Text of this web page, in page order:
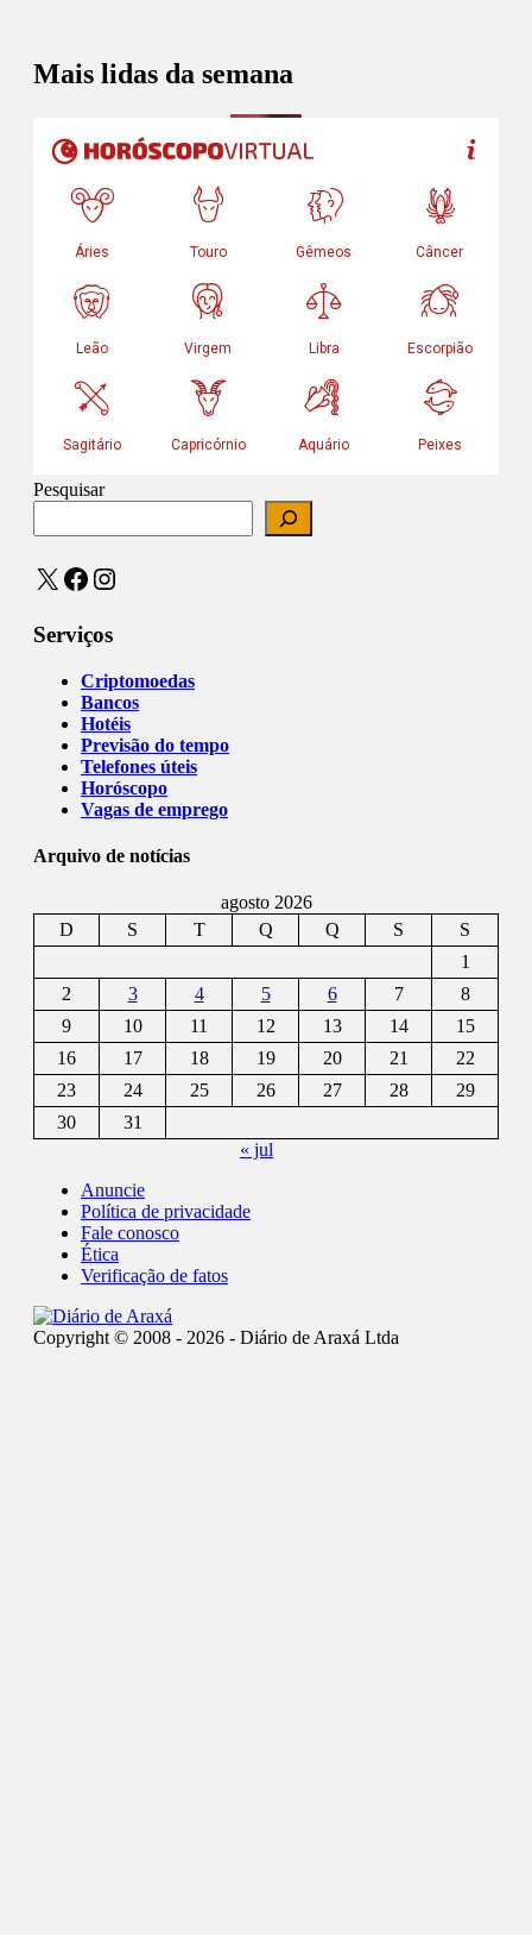
Mais lidas da semana
Pesquisar
X Facebook
Instagram
Serviços
Criptomoedas
Bancos
Hotéis
Previsão do tempo
Telefones úteis
Horóscopo
Vagas de emprego
Arquivo de notícias
agosto 2026
D
S T Q Q S
S
1
2
3 4 5 6 7
8
9
10 11 12 13 14
15
16
17 18 19 20 21
22
23
24 25 26 27 28
29
30
31
« jul
Anuncie
Política de privacidade
Fale conosco
Ética
Verificação de fatos
Copyright © 2008 - 2026 - Diário de Araxá Ltda